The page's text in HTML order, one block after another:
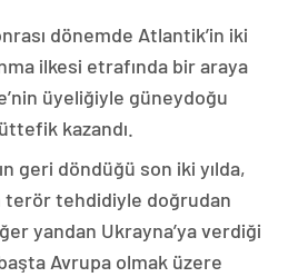
dönemde Atlantik’in iki
ilkesi etrafında bir araya
üyeliğiyle güneydoğu
kazandı.
geri döndüğü son iki yılda,
terör tehdidiyle doğrudan
yandan Ukrayna’ya verdiği
Avrupa olmak üzere